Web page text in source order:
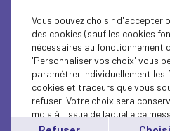
MEDEF LIFE
MEDEF LIFE
MEDEF LIFE
ECONOMY
Vous pouvez choisir d'accepter
des cookies (sauf les cookies
nécessaires au fonctionnement
'Personnaliser vos choix' vous
paramétrer individuellement
cookies et traceurs que vous
refuser. Votre choix sera
mois à l'issue de laquelle ce
affiché..